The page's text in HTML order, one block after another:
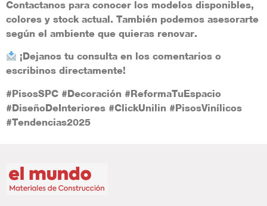
Contactanos para conocer los modelos disponibles,
colores y stock actual. También podemos asesorarte
según el ambiente que quieras renovar.
¡Dejanos tu consulta en los comentarios o
escribinos directamente!
#PisosSPC #Decoración #ReformaTuEspacio
#DiseñoDeInteriores #ClickUnilin #PisosVinílicos
#Tendencias2025